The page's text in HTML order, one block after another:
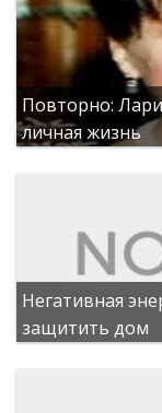
Повторно:
личная жизнь
Негативная
защитить дом